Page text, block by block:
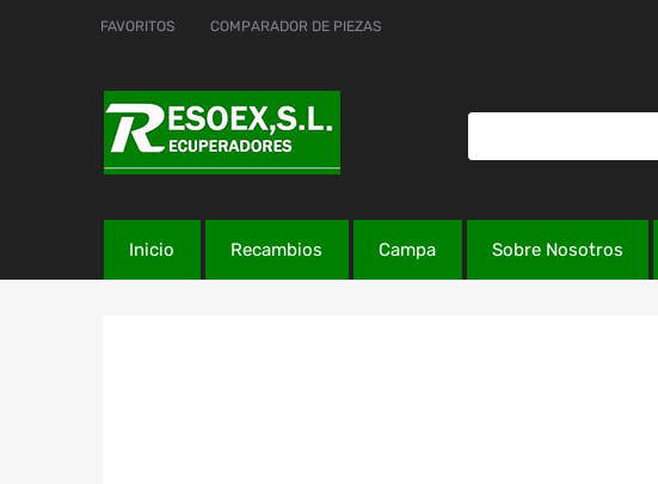
FAVORITOS COMPARADOR DE PIEZAS
Inicio Recambios Campa Sobre Nosotros